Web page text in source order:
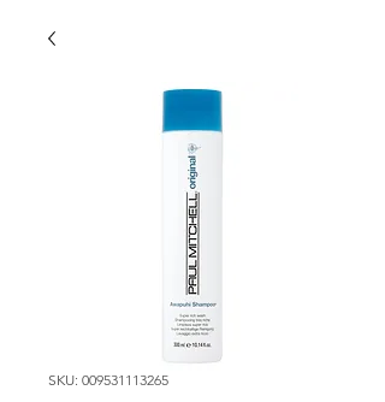
SKU: 009531113265